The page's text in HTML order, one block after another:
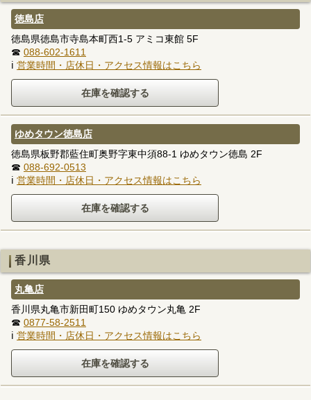
徳島店
徳島県徳島市寺島本町西1-5 アミコ東館 5F
☎ 088-602-1611
ℹ 営業時間・店休日・アクセス情報はこちら
ゆめタウン徳島店
徳島県板野郡藍住町奥野字東中須88-1 ゆめタウン徳島 2F
☎ 088-692-0513
ℹ 営業時間・店休日・アクセス情報はこちら
香川県
丸亀店
香川県丸亀市新田町150 ゆめタウン丸亀 2F
☎ 0877-58-2511
ℹ 営業時間・店休日・アクセス情報はこちら